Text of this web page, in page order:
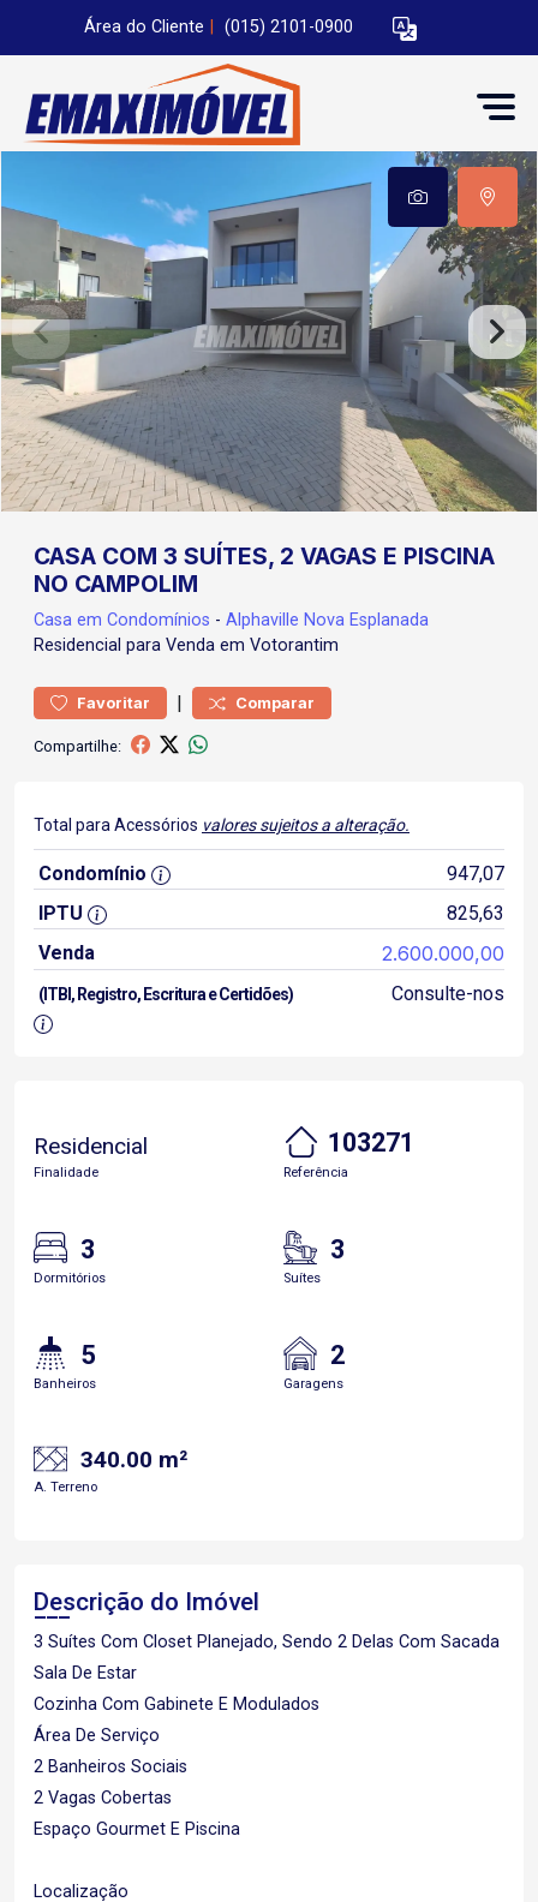
Área do Cliente (015) 2101-0900
CASA COM 3 SUÍTES, 2 VAGAS E PISCINA
NO CAMPOLIM
Casa em Condomínios - Alphaville Nova Esplanada
Residencial para Venda em Votorantim
Favoritar | Comparar
Compartilhe:
Total para Acessórios valores sujeitos a alteração.
Condomínio
947,07
IPTU
825,63
Venda
2.600.000,00
(ITBI, Registro, Escritura e Certidões) Consulte-nos
Residencial
Finalidade
103271
Referência
3
Dormitórios
3
Suítes
5
Banheiros
2
Garagens
340.00 m²
A. Terreno
Descrição do Imóvel
3 Suítes Com Closet Planejado, Sendo 2 Delas Com Sacada
Sala De Estar
Cozinha Com Gabinete E Modulados
Área De Serviço
2 Banheiros Sociais
2 Vagas Cobertas
Espaço Gourmet E Piscina
Localização